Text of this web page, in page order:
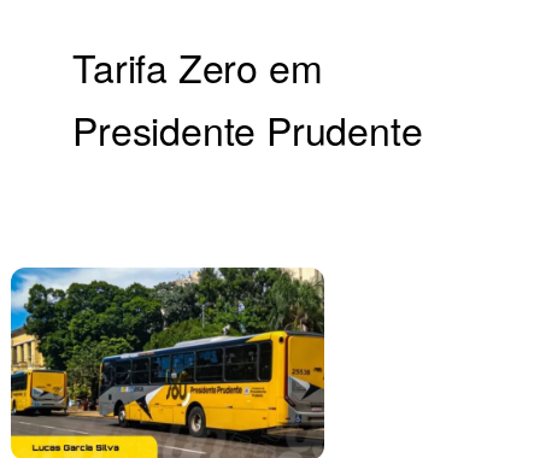
Tarifa Zero em
Presidente Prudente